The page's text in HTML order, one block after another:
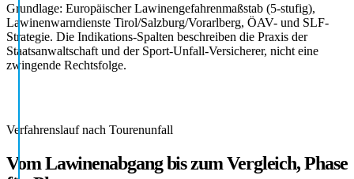
Grundlage: Europäischer Lawinengefahrenmaßstab (5-stufig),
Lawinenwarndienste Tirol/Salzburg/Vorarlberg, ÖAV- und SLF-
Strategie. Die Indikations-Spalten beschreiben die Praxis der
Staatsanwaltschaft und der Sport-Unfall-Versicherer, nicht eine
zwingende Rechtsfolge.
Verfahrenslauf nach Tourenunfall
Vom Lawinenabgang bis zum Vergleich, Phase